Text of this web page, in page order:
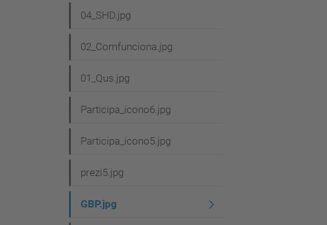
04_SHD.jpg
02_Comfunciona.jpg
01_Qus.jpg
Participa_icono6.jpg
Participa_icono5.jpg
prezi5.jpg
GBP.jpg